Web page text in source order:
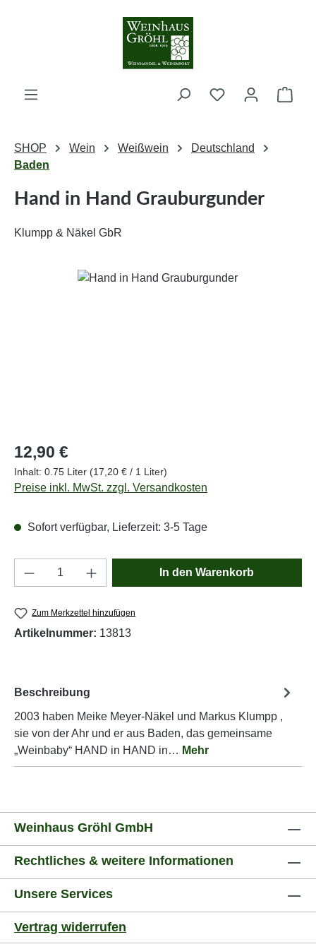
Zum Hauptinhalt springen
SHOP Wein Weißwein
Deutschland
Baden
Hand in Hand Grauburgunder
Klumpp & Näkel GbR
Bildergalerie überspringen
Regulärer Preis:
12,90 €
Inhalt: 0.75 Liter (17,20 € / 1 Liter)
Preise inkl. MwSt. zzgl. Versandkosten
Sofort verfügbar, Lieferzeit: 3-5 Tage
Produkt Anzahl: Gib den gewünschten
In den Warenkorb
Zum Merkzettel hinzufügen
Artikelnummer: 13813
Beschreibung
2003 haben Meike Meyer-Näkel und Markus Klumpp ,
sie von der Ahr und er aus Baden, das gemeinsame
„Weinbaby“ HAND in HAND in… Mehr
Weinhaus Gröhl GmbH
Rechtliches & weitere Informationen
Unsere Services
Vertrag widerrufen